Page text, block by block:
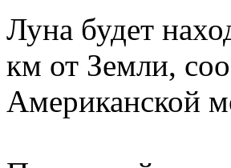
Луна будет
км от Земли,
Американской